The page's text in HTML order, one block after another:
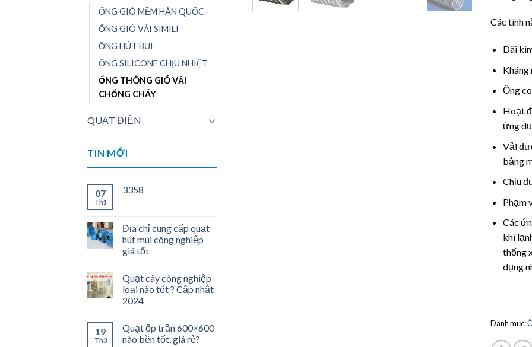
ỐNG GIÓ MỀM HÀN QUỐC
ỐNG GIÓ VẢI SIMILI
ỐNG HÚT BỤI
ỐNG SILICONE CHỊU NHIỆT
ỐNG THÔNG GIÓ VẢI
CHỐNG CHÁY
QUẠT ĐIỆN
TIN MỚI
07
Th1
3358
Địa chỉ cung cấp quạt
hút mùi công nghiệp
giá tốt
Quạt cây công nghiệp
loại nào tốt ? Cập nhật
2024
19
Th3
Quạt ốp trần 600×600
nào bền tốt, giá rẻ?
Các tính
Dãi
Kháng
Ống
Hoạt
ứng
Vải
bằng
Chịu
Phạm
Các
khí
thống
dụng
Danh mục: